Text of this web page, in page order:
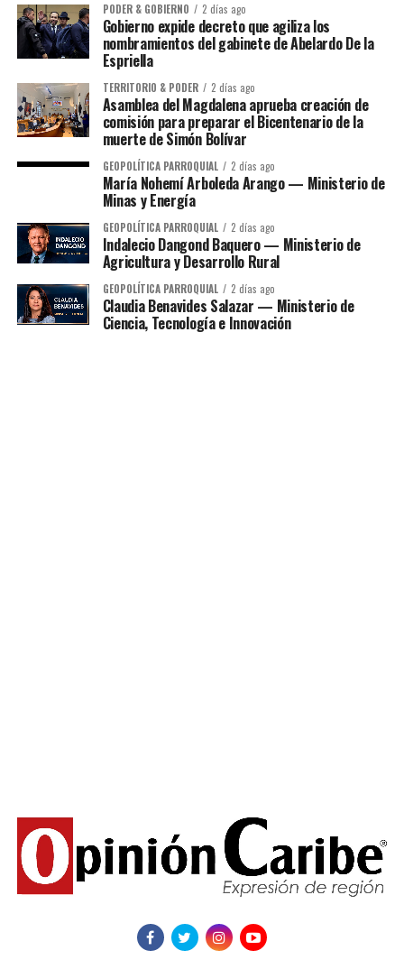
PODER & GOBIERNO 2 días ago
Gobierno expide decreto que agiliza los
nombramientos del gabinete de Abelardo De la
Espriella
TERRITORIO & PODER 2 días ago
Asamblea del Magdalena aprueba creación de
comisión para preparar el Bicentenario de la
muerte de Simón Bolívar
GEOPOLÍTICA PARROQUIAL 2 días ago
María Nohemí Arboleda Arango — Ministerio de
Minas y Energía
GEOPOLÍTICA PARROQUIAL 2 días ago
Indalecio Dangond Baquero — Ministerio de
Agricultura y Desarrollo Rural
GEOPOLÍTICA PARROQUIAL 2 días ago
Claudia Benavides Salazar — Ministerio de
Ciencia, Tecnología e Innovación